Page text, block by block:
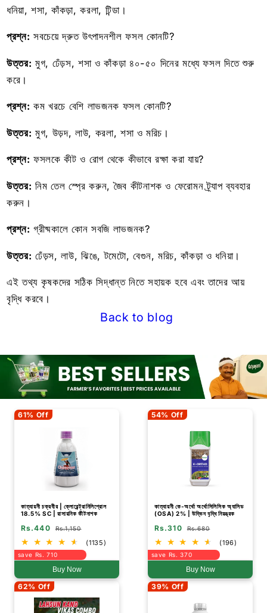
ধনিয়া, শসা, কাঁকড়া, করলা, টিন্ডা।
প্রশ্ন: সবচেয়ে দ্রুত উৎপাদনশীল ফসল কোনটি?
উত্তর: মুগ, ঢেঁড়স, শসা ও কাঁকড়া ৪০-৫০ দিনের মধ্যে ফসল দিতে শুরু
করে।
প্রশ্ন: কম খরচে বেশি লাভজনক ফসল কোনটি?
উত্তর: মুগ, উড়দ, লাউ, করলা, শসা ও মরিচ।
প্রশ্ন: ফসলকে কীট ও রোগ থেকে কীভাবে রক্ষা করা যায়?
উত্তর: নিম তেল স্প্রে করুন, জৈব কীটনাশক ও ফেরোমন ট্র্যাপ ব্যবহার
করুন।
প্রশ্ন: গ্রীষ্মকালে কোন সবজি লাভজনক?
উত্তর: ঢেঁড়স, লাউ, ঝিঙে, টমেটো, বেগুন, মরিচ, কাঁকড়া ও ধনিয়া।
এই তথ্য কৃষকদের সঠিক সিদ্ধান্ত নিতে সহায়ক হবে এবং তাদের আয়
বৃদ্ধি করবে।
Back to blog
61% Off
কাত্যায়নী চক্রবীর | ক্লোরেন্ট্রানিলিপ্রোল
18.5% SC | রাসায়নিক কীটনাশক
Rs.440 Rs.1,150
(1135)
save Rs. 710
Buy Now
54% Off
কাত্যায়নী কে-অর্থো অর্থোসিলিসিক অ্যাসিড
(OSA) 2% | উদ্ভিদ বৃদ্ধি নিয়ন্ত্রক
Rs.310 Rs.680
(196)
save Rs. 370
Buy Now
62% Off 39% Off